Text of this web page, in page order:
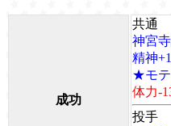
成功
共通
神宮
精神
★モテ
体力-
投手